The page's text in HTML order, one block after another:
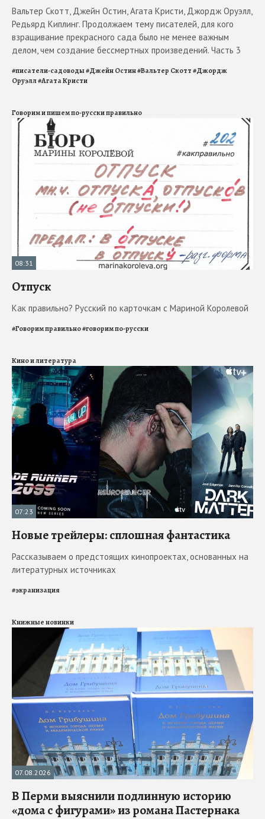
Вальтер Скотт, Джейн Остин, Агата Кристи, Джордж Оруэлл,
Редьярд Киплинг. Продолжаем тему писателей, для кого
взращивание прекрасного сада было не менее важным
делом, чем создание бессмертных произведений. Часть 3
#писатели-садоводы#Джейн Остин#Вальтер Скотт#Джордж
Оруэлл#Агата Кристи
Говорим и пишем по-русски правильно
08:31
Отпуск
Как правильно? Русский по карточкам с Мариной Королевой
#Говорим правильно#говорим по-русски
Кино и литература
07:23
Новые трейлеры: сплошная фантастика
Рассказываем о предстоящих кинопроектах, основанных на
литературных источниках
#экранизация
Книжные новинки
07.08.2026
В Перми выяснили подлинную историю
«дома с фигурами» из романа Пастернака